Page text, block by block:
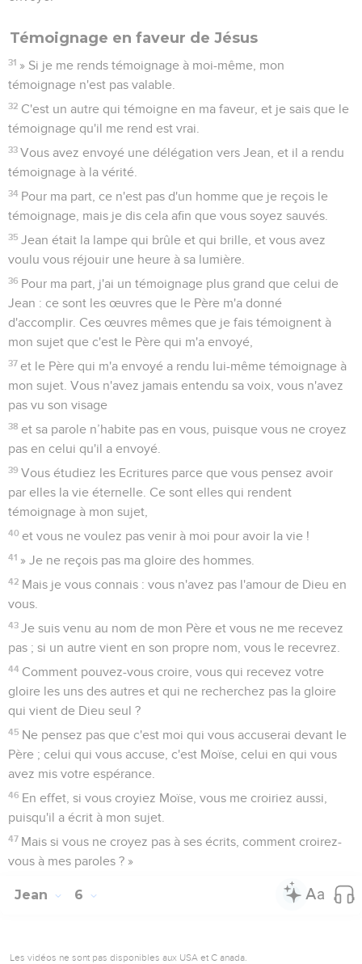
Témoignage en faveur de Jésus
31 » Si je me rends témoignage à moi-même, mon
témoignage n'est pas valable.
32 C'est un autre qui témoigne en ma faveur, et je sais que le
témoignage qu'il me rend est vrai.
33 Vous avez envoyé une délégation vers Jean, et il a rendu
témoignage à la vérité.
34 Pour ma part, ce n'est pas d'un homme que je reçois le
témoignage, mais je dis cela afin que vous soyez sauvés.
35 Jean était la lampe qui brûle et qui brille, et vous avez
voulu vous réjouir une heure à sa lumière.
36 Pour ma part, j'ai un témoignage plus grand que celui de
Jean : ce sont les œuvres que le Père m'a donné
d'accomplir. Ces œuvres mêmes que je fais témoignent à
mon sujet que c'est le Père qui m'a envoyé,
37 et le Père qui m'a envoyé a rendu lui-même témoignage à
mon sujet. Vous n'avez jamais entendu sa voix, vous n'avez
pas vu son visage
38 et sa parole n’habite pas en vous, puisque vous ne croyez
pas en celui qu'il a envoyé.
39 Vous étudiez les Ecritures parce que vous pensez avoir
par elles la vie éternelle. Ce sont elles qui rendent
témoignage à mon sujet,
40 et vous ne voulez pas venir à moi pour avoir la vie !
41 » Je ne reçois pas ma gloire des hommes.
42 Mais je vous connais : vous n'avez pas l'amour de Dieu en
vous.
43 Je suis venu au nom de mon Père et vous ne me recevez
pas ; si un autre vient en son propre nom, vous le recevrez.
44 Comment pouvez-vous croire, vous qui recevez votre
gloire les uns des autres et qui ne recherchez pas la gloire
qui vient de Dieu seul ?
45 Ne pensez pas que c'est moi qui vous accuserai devant le
Père ; celui qui vous accuse, c'est Moïse, celui en qui vous
avez mis votre espérance.
46 En effet, si vous croyiez Moïse, vous me croiriez aussi,
puisqu'il a écrit à mon sujet.
47 Mais si vous ne croyez pas à ses écrits, comment croirez-
vous à mes paroles ? »
Jean 6
Les vidéos ne sont pas disponibles aux USA et C anada.